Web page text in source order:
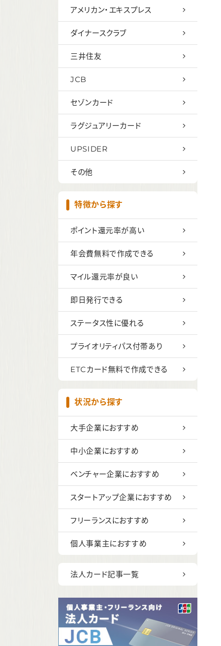
アメリカン・エキスプレス
ダイナースクラブ
三井住友
JCB
セゾンカード
ラグジュアリーカード
UPSIDER
その他
特徴から探す
ポイント還元率が高い
年会費無料で作成できる
マイル還元率が良い
即日発行できる
ステータス性に優れる
プライオリティパス付帯あり
ETCカード無料で作成できる
状況から探す
大手企業におすすめ
中小企業におすすめ
ベンチャー企業におすすめ
スタートアップ企業におすすめ
フリーランスにおすすめ
個人事業主におすすめ
法人カード記事一覧